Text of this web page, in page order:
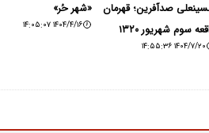
صدآفرین؛ قهرمان
سوم شهریور ۱۳۲۰
۱۴۰۴/۷/۲۰ ۱۴:۵۵:۳۶
«شهر حُر»
۱۴۰۴/۴/۱۶ ۱۴:۰۵:۰۷